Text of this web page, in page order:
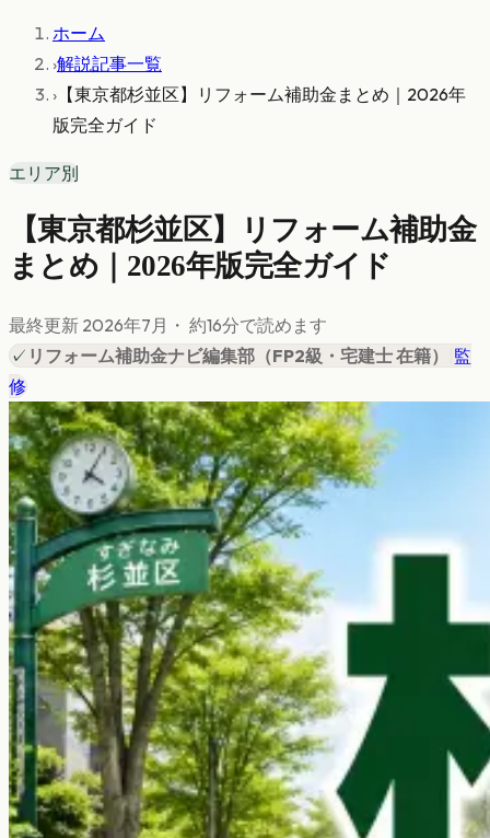
ホーム
›解説記事一覧
› 【東京都杉並区】リフォーム補助金まとめ｜2026年
版完全ガイド
エリア別
【東京都杉並区】リフォーム補助金
まとめ｜2026年版完全ガイド
最終更新 2026年7月 ・ 約16分で読めます
✓ リフォーム補助金ナビ編集部 （FP2級・宅建士 在籍）
監
修